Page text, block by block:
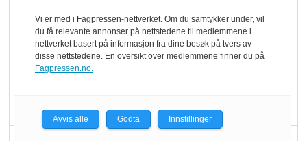
Ti bensinstasjoner
legger ned hver måned
Vi er med i Fagpressen-nettverket. Om du samtykker under, vil
du få relevante annonser på nettstedene til medlemmene i
nettverket basert på informasjon fra dine besøk på tvers av
disse nettstedene. En oversikt over medlemmene finner du på
Fagpressen.no.
Avvis alle Godta Innstillinger